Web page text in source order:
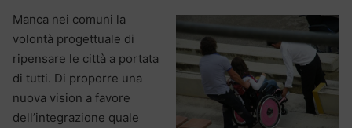
Manca nei comuni la
volontà progettuale di
ripensare le città a portata
di tutti. Di proporre una
nuova vision a favore
dell’integrazione quale